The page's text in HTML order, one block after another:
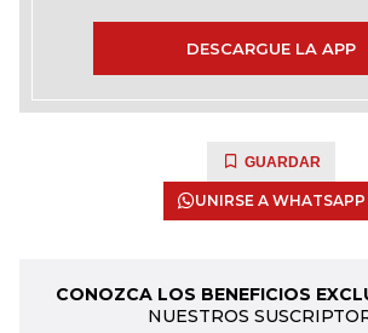
DESCARGUE LA APP
GUARDAR
UNIRSE A WHATSAPP
CONOZCA LOS BENEFICIOS
NUESTROS